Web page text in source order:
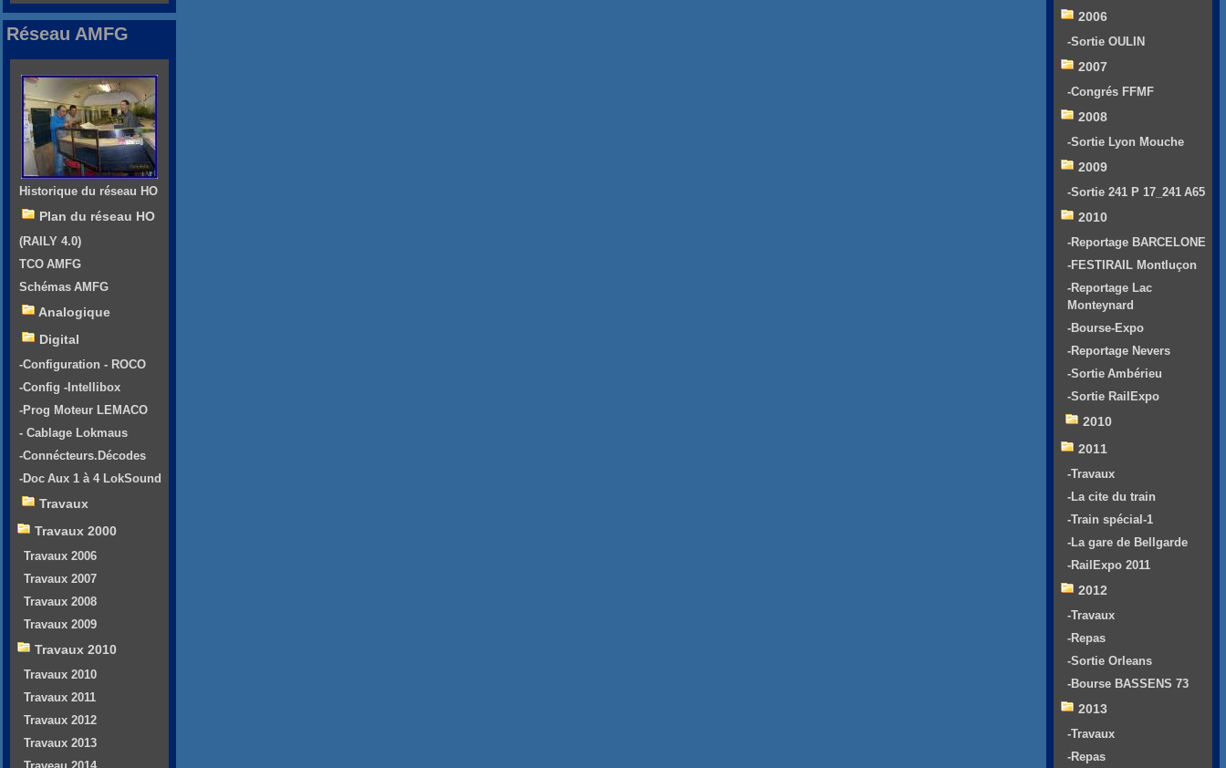
Réseau AMFG
Historique du réseau HO
Plan du réseau HO
(RAILY 4.0)
TCO AMFG
Schémas AMFG
Analogique
Digital
-Configuration - ROCO
-Config -Intellibox
-Prog Moteur LEMACO
- Cablage Lokmaus
-Connécteurs.Décodes
-Doc Aux 1 à 4 LokSound
Travaux
Travaux 2000
Travaux 2006
Travaux 2007
Travaux 2008
Travaux 2009
Travaux 2010
Travaux 2010
Travaux 2011
Travaux 2012
Travaux 2013
2006
-Sortie OULIN
2007
-Congrés FFMF
2008
-Sortie Lyon Mouche
2009
-Sortie 241 P 17_241 A65
2010
-Reportage BARCELONE
-FESTIRAIL Montluçon
-Reportage Lac
Monteynard
-Bourse-Expo
-Reportage Nevers
-Sortie Ambérieu
-Sortie RailExpo
2010
2011
-Travaux
-La cite du train
-Train spécial-1
-La gare de Bellgarde
-RailExpo 2011
2012
-Travaux
-Repas
-Sortie Orleans
-Bourse BASSENS 73
2013
-Travaux
-Repas